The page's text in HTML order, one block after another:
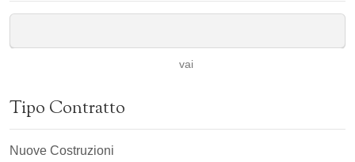
vai
Tipo Contratto
Nuove Costruzioni